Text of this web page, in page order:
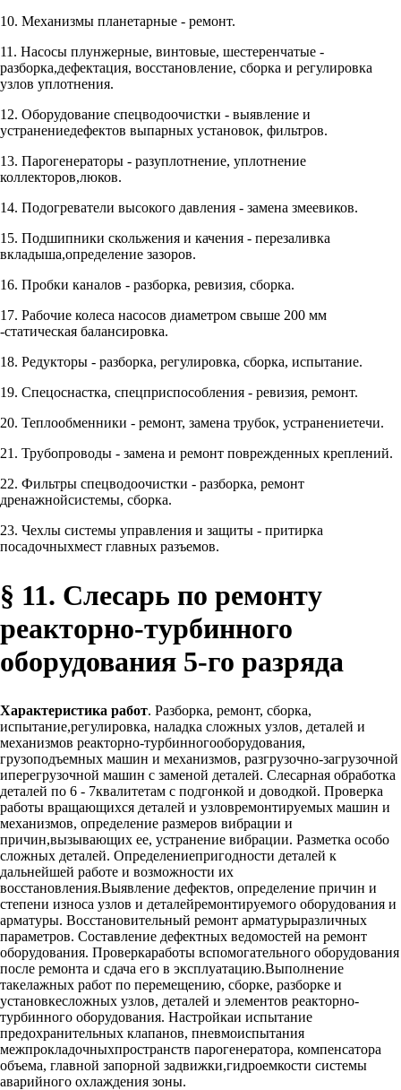
10. Механизмы планетарные - ремонт.
11. Насосы плунжерные, винтовые, шестеренчатые -
разборка,дефектация, восстановление, сборка и регулировка
узлов уплотнения.
12. Оборудование спецводоочистки - выявление и
устранениедефектов выпарных установок, фильтров.
13. Парогенераторы - разуплотнение, уплотнение
коллекторов,люков.
14. Подогреватели высокого давления - замена змеевиков.
15. Подшипники скольжения и качения - перезаливка
вкладыша,определение зазоров.
16. Пробки каналов - разборка, ревизия, сборка.
17. Рабочие колеса насосов диаметром свыше 200 мм
-статическая балансировка.
18. Редукторы - разборка, регулировка, сборка, испытание.
19. Спецоснастка, спецприспособления - ревизия, ремонт.
20. Теплообменники - ремонт, замена трубок, устранениетечи.
21. Трубопроводы - замена и ремонт поврежденных креплений.
22. Фильтры спецводоочистки - разборка, ремонт
дренажнойсистемы, сборка.
23. Чехлы системы управления и защиты - притирка
посадочныхмест главных разъемов.
§ 11. Слесарь по ремонту
реакторно-турбинного
оборудования 5-го разряда
Характеристика работ. Разборка, ремонт, сборка,
испытание,регулировка, наладка сложных узлов, деталей и
механизмов реакторно-турбинногооборудования,
грузоподъемных машин и механизмов, разгрузочно-загрузочной
иперегрузочной машин с заменой деталей. Слесарная обработка
деталей по 6 - 7квалитетам с подгонкой и доводкой. Проверка
работы вращающихся деталей и узловремонтируемых машин и
механизмов, определение размеров вибрации и
причин,вызывающих ее, устранение вибрации. Разметка особо
сложных деталей. Определениепригодности деталей к
дальнейшей работе и возможности их
восстановления.Выявление дефектов, определение причин и
степени износа узлов и деталейремонтируемого оборудования и
арматуры. Восстановительный ремонт арматурыразличных
параметров. Составление дефектных ведомостей на ремонт
оборудования. Проверкаработы вспомогательного оборудования
после ремонта и сдача его в эксплуатацию.Выполнение
такелажных работ по перемещению, сборке, разборке и
установкесложных узлов, деталей и элементов реакторно-
турбинного оборудования. Настройкаи испытание
предохранительных клапанов, пневмоиспытания
межпрокладочныхпространств парогенератора, компенсатора
объема, главной запорной задвижки,гидроемкости системы
аварийного охлаждения зоны.